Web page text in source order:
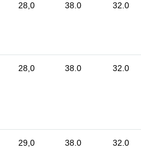
28,0 38.0 32.0
28,0 38.0 32.0
29,0 38.0 32.0